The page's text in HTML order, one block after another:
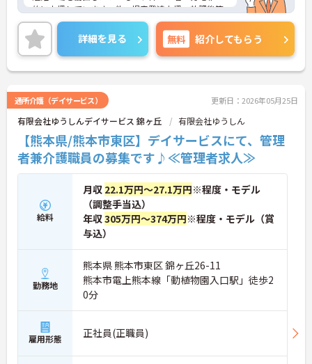
的に支援しています。他、児童発達支援、放課後等
デイサービスも展開しており安定感も抜群です。
ご興味ある方には、面接対策ポイントなど、さらに
詳細をお話しいたしますのでお気軽にご相談くださ
い！
詳細を見る 無料 紹介してもらう
通所介護（デイサービス） 更新日：2026年05月25日
有限会社ゆうしんデイサービス 錦ヶ丘 有限会社ゆうしん
【熊本県/熊本市東区】デイサービスにて、管理
者兼介護職員の募集です♪≪管理者求人≫
給料
月収 22.1万円～27.1万円※程度・モデル
（調整手当込）
年収305万円～374万円※程度・モデル（賞
与込）
勤務地
熊本県 熊本市東区 錦ヶ丘26-11
熊本市電上熊本線「動植物園入口駅」徒歩2
0分
雇用形態 正社員(正職員)